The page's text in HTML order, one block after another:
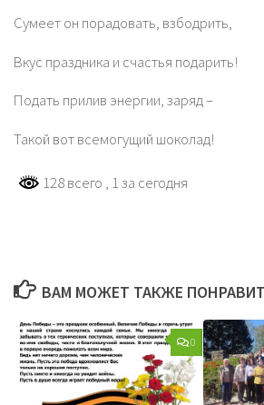
Сумеет он порадовать, взбодрить,
Вкус праздника и счастья подарить!
Подать прилив энергии, заряд –
Такой вот всемогущий шоколад!
128 всего , 1 за сегодня
ВАМ МОЖЕТ ТАКЖЕ
0